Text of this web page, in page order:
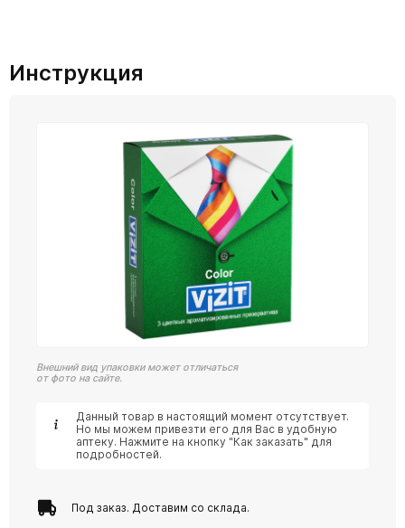
Инструкция
Внешний вид упаковки может отличаться
от фото на сайте.
Данный товар в настоящий момент отсутствует.
Но мы можем привезти его для Вас в удобную
аптеку. Нажмите на кнопку "Как заказать" для
подробностей.
Под заказ. Доставим со склада.